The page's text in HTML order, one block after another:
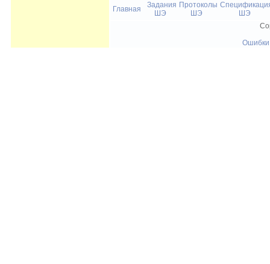
Главная
Задания
ШЭ
Протоколы
ШЭ
ШЭ
Ошибки